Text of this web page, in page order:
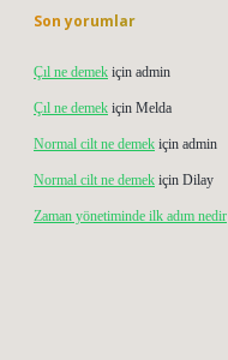
Son yorumlar
Çıl ne demek için admin
Çıl ne demek için Melda
Normal cilt ne demek için admin
Normal cilt ne demek için Dilay
Zaman yönetiminde ilk adım nedir